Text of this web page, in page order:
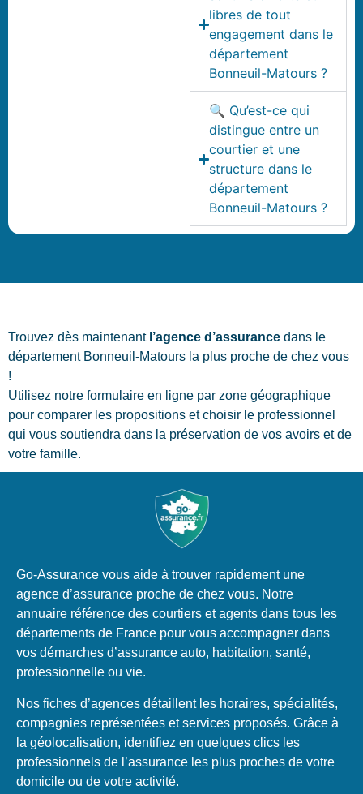
libres de tout
engagement dans le
département
Bonneuil-Matours ?
🔍 Qu’est-ce qui
distingue entre un
courtier et une
structure dans le
département
Bonneuil-Matours ?
Trouvez dès maintenant l’agence d’assurance dans le
département Bonneuil-Matours la plus proche de chez vous
!
Utilisez notre formulaire en ligne par zone géographique
pour comparer les propositions et choisir le professionnel
qui vous soutiendra dans la préservation de vos avoirs et de
votre famille.
Go-Assurance vous aide à trouver rapidement une
agence d’assurance proche de chez vous. Notre
annuaire référence des courtiers et agents dans tous les
départements de France pour vous accompagner dans
vos démarches d’assurance auto, habitation, santé,
professionnelle ou vie.
Nos fiches d’agences détaillent les horaires, spécialités,
compagnies représentées et services proposés. Grâce à
la géolocalisation, identifiez en quelques clics les
professionnels de l’assurance les plus proches de votre
domicile ou de votre activité.